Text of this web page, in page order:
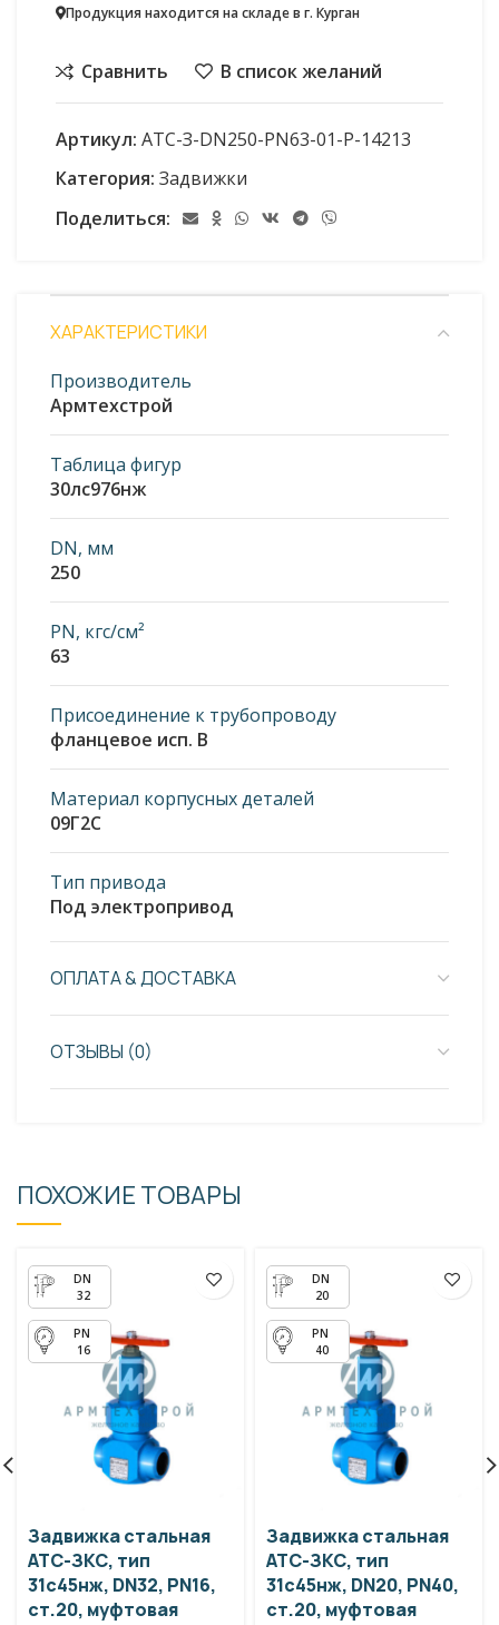
Продукция находится на складе в г. Курган
Сравнить В список желаний
Артикул: АТС-З-DN250-PN63-01-Р-14213
Категория: Задвижки
Поделиться:
ХАРАКТЕРИСТИКИ
Производитель
Армтехстрой
Таблица фигур
30лс976нж
DN, мм
250
PN, кгс/см²
63
Присоединение к трубопроводу
фланцевое исп. В
Материал корпусных деталей
09Г2С
Тип привода
Под электропривод
ОПЛАТА & ДОСТАВКА
ОТЗЫВЫ (0)
ПОХОЖИЕ ТОВАРЫ
32
16
Задвижка стальная
АТС-ЗКС, тип
31с45нж, DN32, PN16,
ст.20, муфтовая
20
40
Задвижка стальная
АТС-ЗКС, тип
31с45нж, DN20, PN40,
ст.20, муфтовая